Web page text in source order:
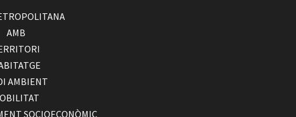
AMB
AMBIENT
SOCIOECONÒMIC